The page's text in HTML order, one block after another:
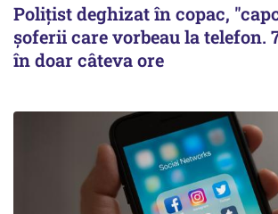
Polițist deghizat în copac,
șoferii care vorbeau la telefon.
în doar câteva ore